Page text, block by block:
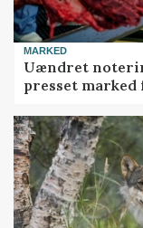
MARKED
Uændret
presset marked